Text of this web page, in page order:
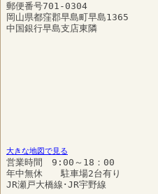
郵便番号701-0304
岡山県都窪郡早島町早島1365
中国銀行早島支店東隣
大きな地図で見る
営業時間 9:00～18：00
年中無休 駐車場2台有り
JR瀬戸大橋線･JR宇野線